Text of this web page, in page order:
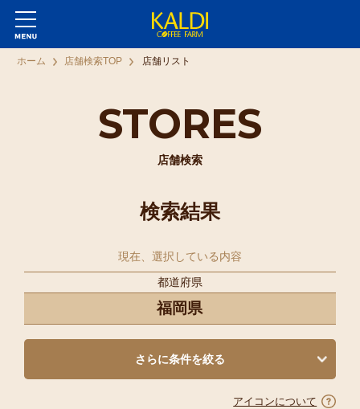
STORES
店舗検索
ホーム 店舗検索TOP 店舗リスト
検索結果
現在、選択している内容
都道府県
福岡県
さらに条件を絞る
アイコンについて